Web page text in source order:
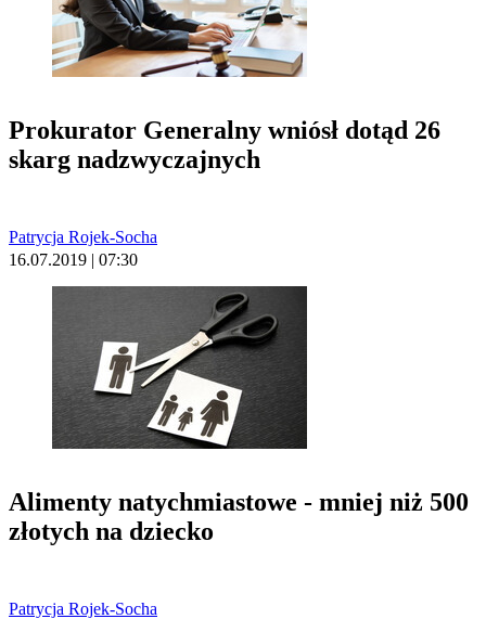
Prokurator Generalny wniósł dotąd 26
skarg nadzwyczajnych
Patrycja Rojek-Socha
16.07.2019 | 07:30
Alimenty natychmiastowe - mniej niż 500
złotych na dziecko
Patrycja Rojek-Socha